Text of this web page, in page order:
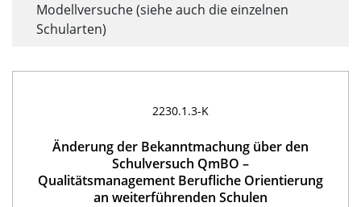
Modellversuche (siehe auch die einzelnen
Schularten)
2230.1.3-K
Änderung der Bekanntmachung über den
Schulversuch QmBO –
Qualitätsmanagement Berufliche Orientierung
an weiterführenden Schulen